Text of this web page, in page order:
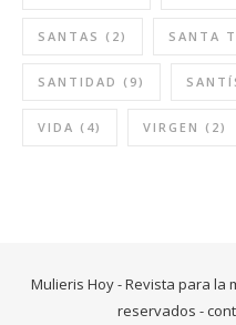
SANTAS (2) SANTA
SANTIDAD (9)
VIDA (4) VIRGEN (2)
Mulieris Hoy - Revista para la
reservados -